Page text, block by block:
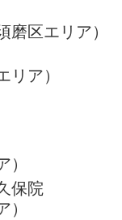
磨区エリア）
ア）
保院